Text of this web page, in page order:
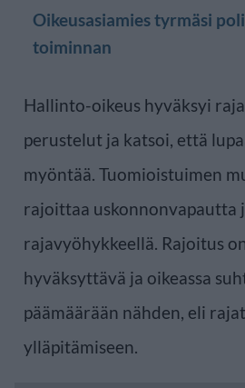
Oikeusasiamies tyrmäsi
toiminnan
Hallinto-oikeus hyväksyi
perustelut ja katsoi, että
myöntää. Tuomioistuimen
rajoittaa uskonnonvapautta
rajavyöhykkeellä. Rajoitus
hyväksyttävä ja oikeassa
päämäärään nähden, eli
ylläpitämiseen.